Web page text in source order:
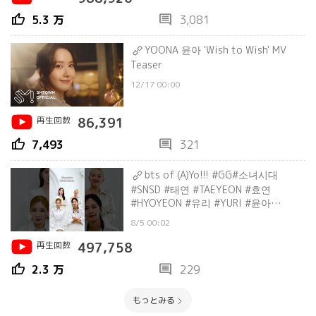
thumb_up 5.3 万 comment 3,081
YOONA 윤아 'Wish to Wish' MV
Teaser
12/17 00:00
再生回数 86,391
thumb_up 7,493 comment 321
bts of (A)Yo!!! #GG#소녀시대
#SNSD #태연 #TAEYEON #효연
#HYOYEON #유리 #YURI #윤아
8/5 00:02
再生回数
497,758
thumb_up 2.3 万 comment 229
もっとみる